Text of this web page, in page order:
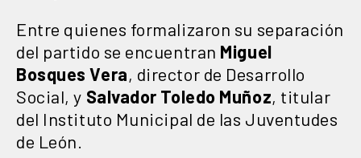
Entre quienes formalizaron su separación
del partido se encuentran Miguel
Bosques Vera, director de Desarrollo
Social, y Salvador Toledo Muñoz, titular
del Instituto Municipal de las Juventudes
de León.